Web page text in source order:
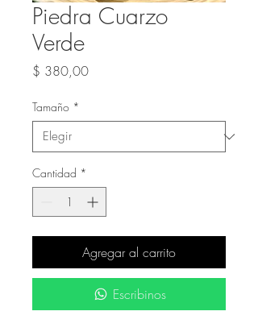
Piedra Cuarzo
Verde
$ 380,00Precio
Tamaño *
Cantidad *
Agregar al carrito
Escribinos